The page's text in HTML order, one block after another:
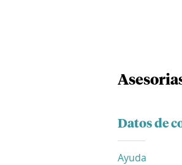
Datos de
Ayuda